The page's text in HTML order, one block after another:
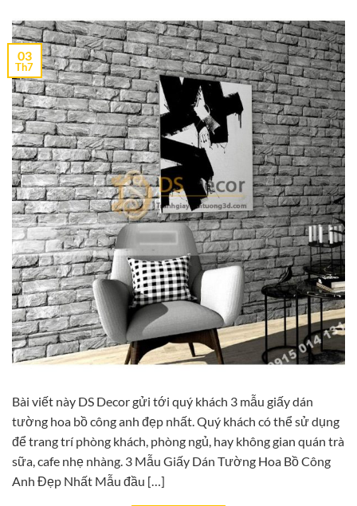
03
Th7
Bài viết này DS Decor gửi tới quý khách 3 mẫu giấy dán
tường hoa bồ công anh đẹp nhất. Quý khách có thể sử dụng
để trang trí phòng khách, phòng ngủ, hay không gian quán trà
sữa, cafe nhẹ nhàng. 3 Mẫu Giấy Dán Tường Hoa Bồ Công
Anh Đẹp Nhất Mẫu đầu […]